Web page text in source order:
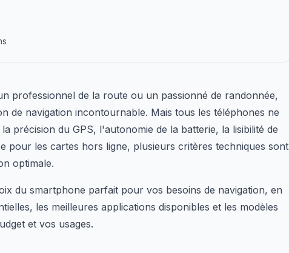
professionnel de la route ou un passionné de randonnée,
de navigation incontournable. Mais tous les téléphones ne
précision du GPS, l'autonomie de la batterie, la lisibilité de
pour les cartes hors ligne, plusieurs critères techniques sont
optimale.
du smartphone parfait pour vos besoins de navigation, en
les meilleures applications disponibles et les modèles
et vos usages.